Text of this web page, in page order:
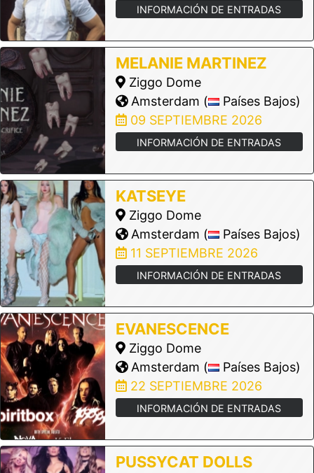
INFORMACIÓN DE ENTRADAS
MELANIE MARTINEZ
Ziggo Dome
Amsterdam (
Países Bajos)
09 SEPTIEMBRE 2026
INFORMACIÓN DE ENTRADAS
KATSEYE
Ziggo Dome
Amsterdam (
Países Bajos)
11 SEPTIEMBRE 2026
INFORMACIÓN DE ENTRADAS
EVANESCENCE
Ziggo Dome
Amsterdam (
Países Bajos)
22 SEPTIEMBRE 2026
INFORMACIÓN DE ENTRADAS
PUSSYCAT DOLLS